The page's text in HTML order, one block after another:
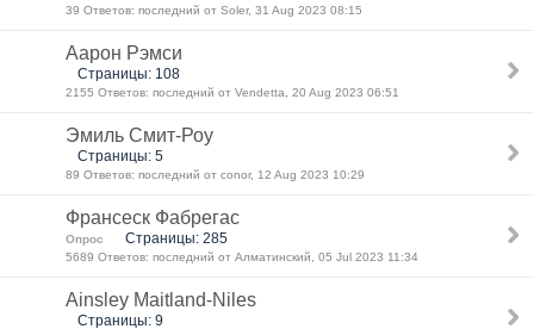
39 Ответов: последний от Soler, 31 Aug 2023 08:15
Аарон Рэмси
Страницы: 108
2155 Ответов: последний от Vendetta, 20 Aug 2023 06:51
Эмиль Смит-Роу
Страницы: 5
89 Ответов: последний от conor, 12 Aug 2023 10:29
Франсеск Фабрегас
Опрос Страницы: 285
5689 Ответов: последний от Алматинский, 05 Jul 2023 11:34
Ainsley Maitland-Niles
Страницы: 9